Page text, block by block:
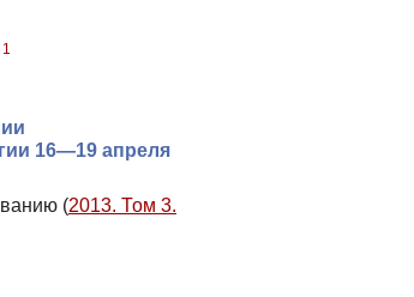
1
16—19 апреля
(2013. Том 3.